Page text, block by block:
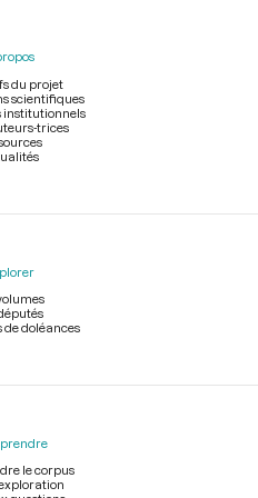
du projet
scientifiques
institutionnels
trices
de doléances
le corpus